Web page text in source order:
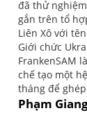
đã thử
gắn trên tổ
Liên Xô với
Giới chức
FrankenSAM
chế tạo một
tháng để
Phạm